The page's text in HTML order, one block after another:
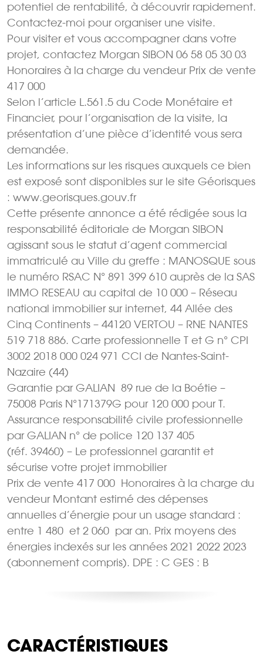
potentiel de rentabilité, à découvrir rapidement.
Contactez-moi pour organiser une visite.
Pour visiter et vous accompagner dans votre
projet, contactez Morgan SIBON 06 58 05 30 03
Honoraires à la charge du vendeur Prix de vente
417 000 
Selon l’article L.561.5 du Code Monétaire et
Financier, pour l’organisation de la visite, la
présentation d’une pièce d’identité vous sera
demandée.
Les informations sur les risques auxquels ce bien
est exposé sont disponibles sur le site Géorisques
: www.georisques.gouv.fr
Cette présente annonce a été rédigée sous la
responsabilité éditoriale de Morgan SIBON
agissant sous le statut d’agent commercial
immatriculé au Ville du greffe : MANOSQUE sous
le numéro RSAC N° 891 399 610 auprès de la SAS
IMMO RESEAU au capital de 10 000 – Réseau
national immobilier sur internet, 44 Allée des
Cinq Continents – 44120 VERTOU – RNE NANTES
519 718 886. Carte professionnelle T et G n° CPI
3002 2018 000 024 971 CCI de Nantes-Saint-
Nazaire (44)
Garantie par GALIAN  89 rue de la Boétie –
75008 Paris N°171379G pour 120 000 pour T.
Assurance responsabilité civile professionnelle
par GALIAN n° de police 120 137 405
(réf. 39460) – Le professionnel garantit et
sécurise votre projet immobilier
Prix de vente 417 000  Honoraires à la charge du
vendeur Montant estimé des dépenses
annuelles d’énergie pour un usage standard :
entre 1 480  et 2 060  par an. Prix moyens des
énergies indexés sur les années 2021 2022 2023
(abonnement compris). DPE : C GES : B
CARACTÉRISTIQUES